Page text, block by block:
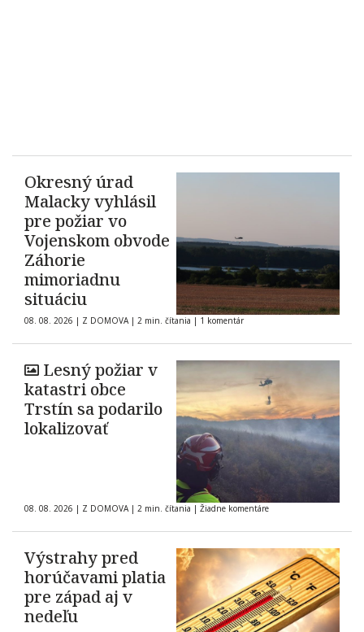
Okresný úrad
Malacky vyhlásil
pre požiar vo
Vojenskom obvode
Záhorie
mimoriadnu
situáciu
08. 08. 2026 | Z DOMOVA | 2 min. čítania | 1 komentár
Lesný požiar v
katastri obce
Trstín sa podarilo
lokalizovať
08. 08. 2026 | Z DOMOVA | 2 min. čítania | Žiadne komentáre
Výstrahy pred
horúčavami platia
pre západ aj v
nedeľu